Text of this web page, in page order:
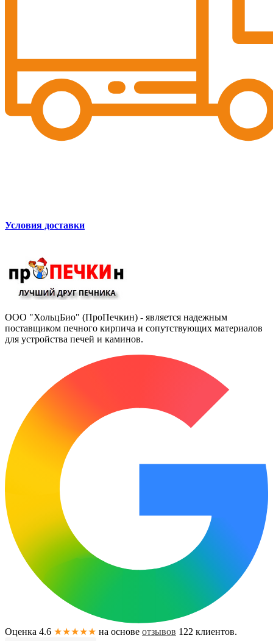
Условия доставки
ООО "ХольцБио" (ПроПечкин) - является надежным
поставщиком печного кирпича и сопутствующих материалов
для устройства печей и каминов.
Оценка 4.6 ★★★★★ на основе отзывов 122 клиентов.